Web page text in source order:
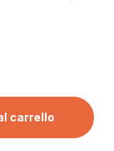
Piano cottura a
carrello